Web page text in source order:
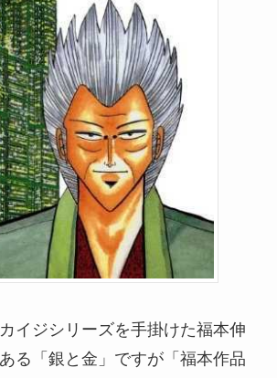
イジシリーズを手掛けた福本伸
る「銀と金」ですが「福本作品